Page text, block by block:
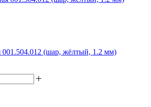
001.504.012 (шар, жёлтый, 1.2 мм)